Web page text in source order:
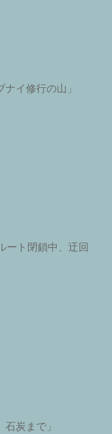
イ修行の山」
ート閉鎖中、迂回
炭まで」